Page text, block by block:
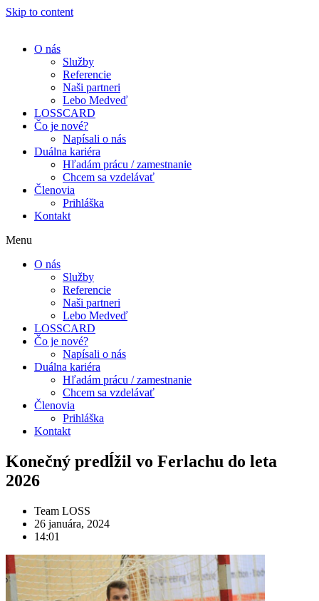
Skip to content
O nás
Služby
Referencie
Naši partneri
Lebo Medveď
LOSSCARD
Čo je nové?
Napísali o nás
Duálna kariéra
Hľadám prácu / zamestnanie
Chcem sa vzdelávať
Členovia
Prihláška
Kontakt
Menu
O nás
Služby
Referencie
Naši partneri
Lebo Medveď
LOSSCARD
Čo je nové?
Napísali o nás
Duálna kariéra
Hľadám prácu / zamestnanie
Chcem sa vzdelávať
Členovia
Prihláška
Kontakt
Konečný predĺžil vo Ferlachu do leta
2026
Team LOSS
26 januára, 2024
14:01